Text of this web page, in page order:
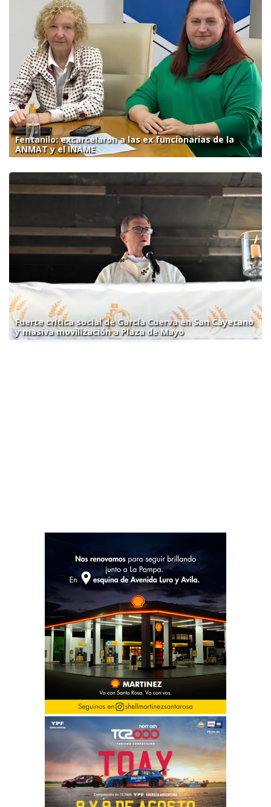
Fentanilo: excarcelaron a las ex funcionarias de la
ANMAT y el INAME
Fuerte crítica social de García Cuerva en San Cayetano
y masiva movilización a Plaza de Mayo